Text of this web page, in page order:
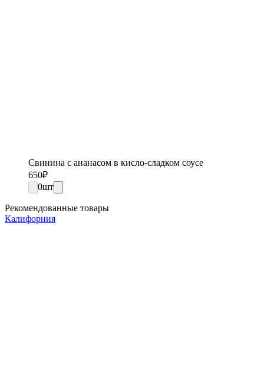
Свинина с ананасом в кисло-сладком соусе
650₽
0шт
Рекомендованные товары
Калифорния